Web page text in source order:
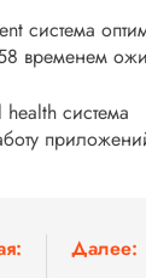
система
временем
система
Далее: